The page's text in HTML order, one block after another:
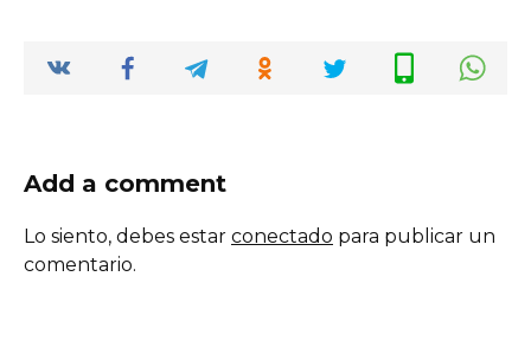
Add a comment
Lo siento, debes estar conectado para publicar un
comentario.